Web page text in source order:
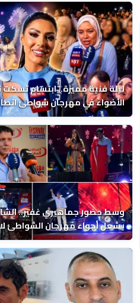
ليلة فنية مميزة.. ابتسام
الأضواء في مهرجان شواطئ
المغرب بالمضيق
وسط حضور جماهيري غفير..
يشعل أجواء مهرجان الشواطئ
المغرب بطنجة